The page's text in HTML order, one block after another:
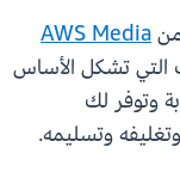
AWS Media
تشكل الأساس
وتوفر لك
وتسليمه.